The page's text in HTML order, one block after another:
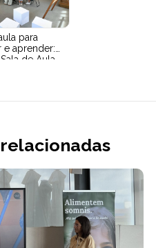
para
e aprender:
de Aula